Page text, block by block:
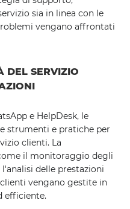
sia in linea con le
vengano affrontati
DEL SERVIZIO
e HelpDesk, le
strumenti e pratiche per
clienti. La
il monitoraggio degli
delle prestazioni
vengano gestite in
efficiente.